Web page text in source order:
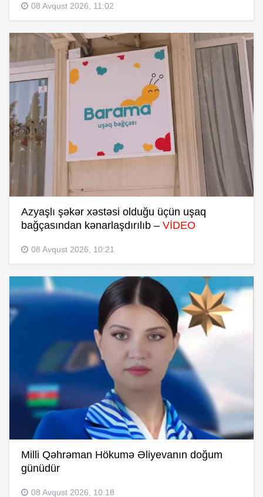
08 Avqust 2026, 11:02
Azyaşlı şəkər xəstəsi olduğu üçün uşaq
bağçasından kənarlaşdırılıb – VİDEO
08 Avqust 2026, 10:21
Milli Qəhrəman Hökumə Əliyevanın doğum
günüdür
08 Avqust 2026, 10:18